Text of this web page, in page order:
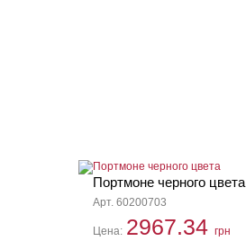
Портмоне черного цвета
Арт. 60200703
Цена: 2967.34 грн